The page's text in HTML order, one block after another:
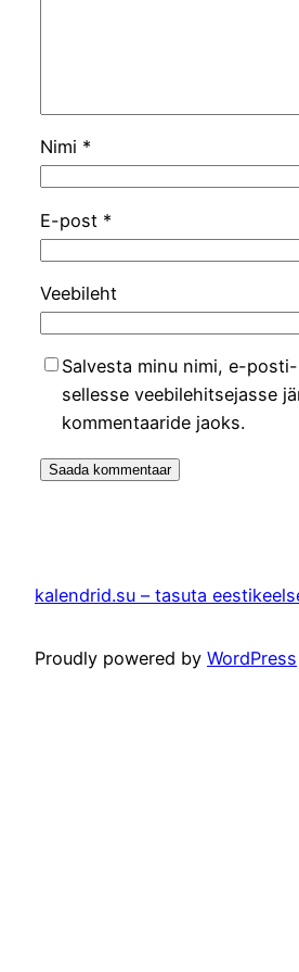
Nimi *
E-post *
Veebileht
Salvesta minu nimi, e-
sellesse veebilehitsejasse
kommentaaride jaoks.
kalendrid.su – tasuta
Proudly powered by WordPress